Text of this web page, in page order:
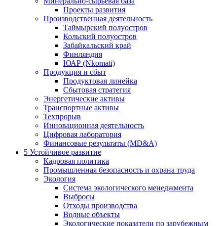
Проекты развития
Производственная деятельность
Таймырский полуостров
Кольский полуостров
Забайкальский край
Финляндия
ЮАР (Nkomati)
Продукция и сбыт
Продуктовая линейка
Сбытовая стратегия
Энергетические активы
Транспортные активы
Техпрорыв
Инновационная деятельность
Цифровая лаборатория
Финансовые результаты (MD&A)
5 Устойчивое развитие
Кадровая политика
Промышленная безопасность и охрана труда
Экология
Система экологического менеджмента
Выбросы
Отходы производства
Водные объекты
Экологические показатели по зарубежным